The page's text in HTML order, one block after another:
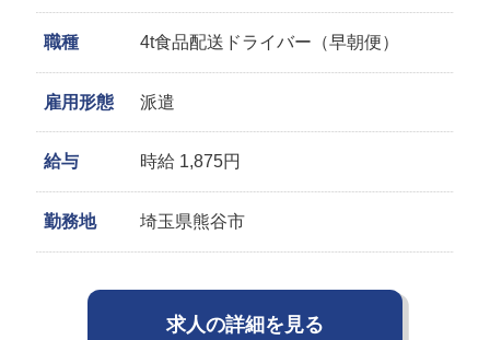
職種 4t食品配送ドライバー（早朝便）
雇用形態 派遣
給与 時給 1,875円
勤務地 埼玉県熊谷市
求人の詳細を見る